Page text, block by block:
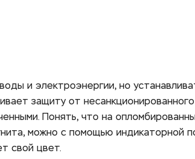
и электроэнергии, но
защиту от
Понять, что на
можно с помощью индикаторной
свой цвет.